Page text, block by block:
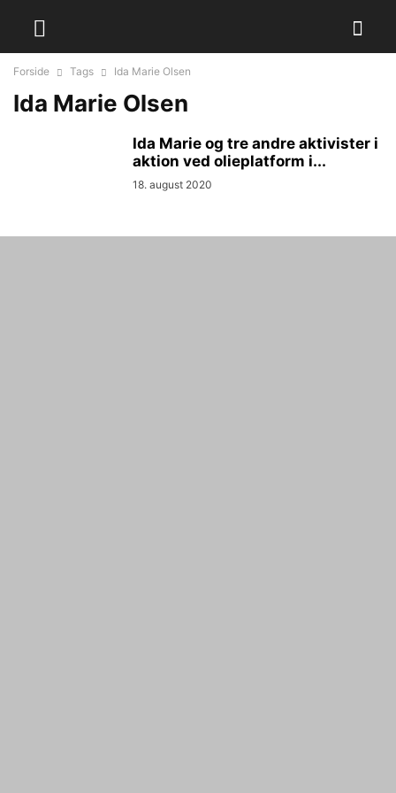
Forside Tags Ida Marie Olsen
Ida Marie Olsen
Ida Marie og tre andre aktivister i
aktion ved olieplatform i...
18. august 2020